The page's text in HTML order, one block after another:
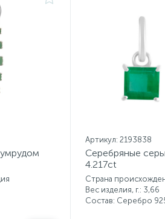
Артикул: 2193838
Серебряные
4.217ct
Страна
Вес изделия, г.: 3,66
Состав: Серебро